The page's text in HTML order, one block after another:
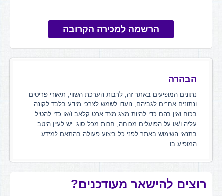
הרשמה למכירה הקרובה
הבהרה
נתונים המופיעים באתר זה, לרבות הערכת השווי, תיאורי פריטים
ונתונים אחרים לגביהם, נועדו לשמש לצרכי מידע בלבד לקונה
בכוח ואין בהם כדי להיות מצג מצד ארט קלאב ו/או כדי להטיל
עליה ו/או על הפועלים מכוחה, חבות מכל סוג. יש לעיין היטב
בתנאי השימוש באתר לפני כל ביצוע פעולה בהתאם למידע
המופיע בו.
רוצים להישאר מעודכנים?